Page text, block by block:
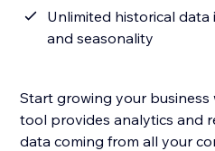
Unlimited historical
and seasonality
Start growing your business
tool provides analytics and
data coming from all your